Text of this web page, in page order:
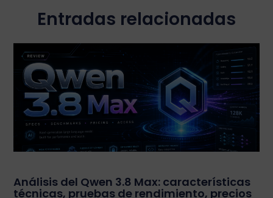
Entradas relacionadas
Análisis del Qwen 3.8 Max: características
técnicas, pruebas de rendimiento, precios